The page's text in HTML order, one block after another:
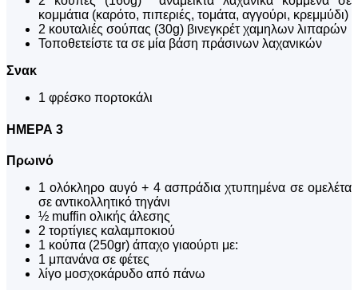
κομμάτια (καρότο, πιπεριές, τομάτα, αγγούρι, κρεμμύδι)
2 κουταλιές σούπας (30g) βινεγκρέτ χαμηλων λιπαρών
Τοποθετείστε τα σε μία βάση πράσινων λαχανικών
Σνακ
1 φρέσκο πορτοκάλι
ΗΜΕΡΑ 3
Πρωινό
1 ολόκληρο αυγό + 4 ασπράδια χτυπημένα σε ομελέτα
σε αντικολλητικό τηγάνι
½ muffin ολικής άλεσης
2 τορτίγιες καλαμποκιού
1 κούπα (250gr) άπαχο γιαούρτι με:
1 μπανάνα σε φέτες
λίγο μοσχοκάρυδο από πάνω